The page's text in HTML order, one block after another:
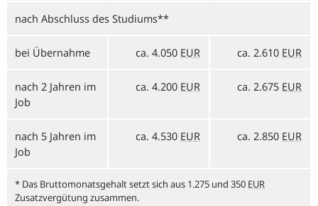
nach Abschluss des Studiums**
bei Übernahme ca. 4.050 EUR ca. 2.610 EUR
nach 2 Jahren im
Job
ca. 4.200 EUR ca. 2.675 EUR
nach 5 Jahren im
Job
ca. 4.530 EUR ca. 2.850 EUR
* Das Bruttomonatsgehalt setzt sich aus 1.275 und 350 EUR
Zusatzvergütung zusammen.